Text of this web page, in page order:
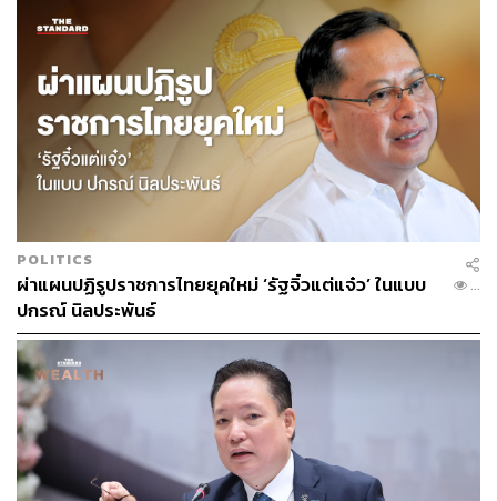
ประสิทธิภาพมากขึ้นอีกด้วย
จากผลสำรวจของ KPMG พบว่ามีเพียง 9% ของผู้บริหารใน
กลุ่มธุรกิจค้าปลีกและสินค้าอุปโภคบริโภคที่ตอบว่าบริษัท
ของตนมีเทคโนโลยีและโครงสร้างพื้นฐานข้อมูลที่เหมาะสม
สำหรับ Generative AI ซึ่งอยู่ในระดับต่ำกว่า 22% ของผู้
บริหารในภาคธุรกิจทั้งหมด
นอกจากนี้ ข้อบกพร่องของ Generative AI ในปัจจุบันคือ
สามารถสร้างผลลัพธ์ที่ดูเหมือนจะถูกต้องแต่ก็ยังมีความไม่
แม่นยำอยู่ องค์กรที่จะนำ Generative AI มาใช้จึงต้องเริ่มต้น
ด้วยการประเมินความน่าเชื่อถือในผลลัพธ์ที่ได้ ว่าส่วนใดมา
จากข้อมูลที่ถูกต้อง และส่วนใดเป็นผลของการ ‘Hallucinate’
หรือการสร้างภาพลวงตาของ Generative AI องค์กรที่มี
ความสามารถในการแปลผลลัพธ์ที่ดีจะสามารถใช้
Generative AI ในการตัดสินใจที่ดีขึ้นได้
2. การพัฒนากรอบ ‘Responsible AI’ เพื่อควบคุมการ
ประยุกต์ใช้ AI ทั้งหมดในองค์กรของคุณ
POLITICS
ผ่าแผนปฏิรูปราชการไทยยุคใหม่ ‘รัฐจิ๋วแต่แจ๋ว’ ในแบบ
ปกรณ์ นิลประพันธ์
...